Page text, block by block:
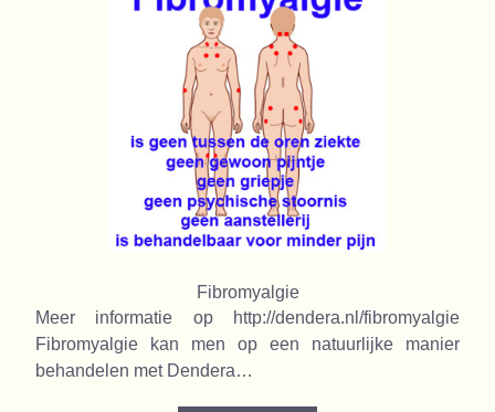
Fibromyalgie
Meer informatie op http://dendera.nl/fibromyalgie
Fibromyalgie kan men op een natuurlijke manier
behandelen met Dendera…